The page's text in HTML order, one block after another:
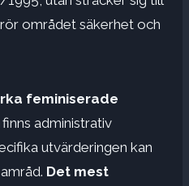
området säkerhet och
feminiserade
administrativ
utvärderingen kan
Det mest